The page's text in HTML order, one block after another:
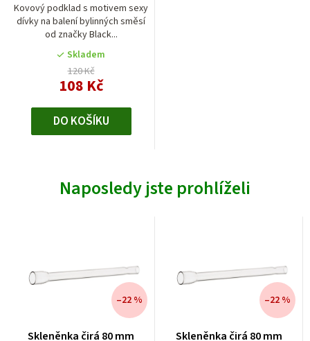
Kovový podklad s motivem sexy
dívky na balení bylinných směsí
od značky Black...
Skladem
120 Kč
108 Kč
DO KOŠÍKU
Naposledy jste prohlíželi
Skleněnka čirá 80 mm
–22 %
Skleněnka čirá 80 mm
–22 %